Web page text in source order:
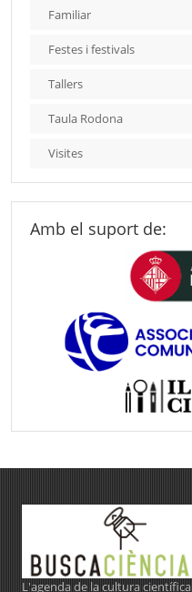
Familiar
Festes i festivals
Tallers
Taula Rodona
Visites
Amb el suport de:
L'agenda de la cultura científica